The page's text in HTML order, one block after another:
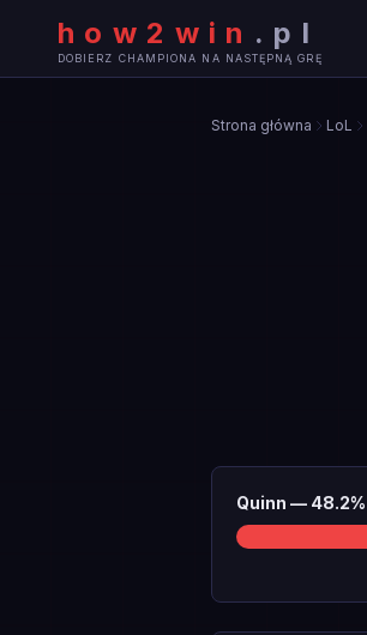
how2win . pl
DOBIERZ CHAMPIONA NA NASTĘPNĄ GRĘ
Strona główna LoL
Quinn — 48.2%